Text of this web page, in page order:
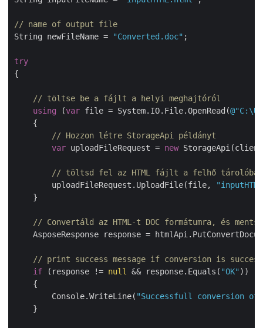
// name of output file
String newFileName =
"Converted.doc" ;
try
{
// töltse be a fájlt a helyi meghajtóról
using (var file = System.IO.File.OpenRead(
    {
// Hozzon létre StorageApi példányt
var uploadFileRequest = new
// töltsd fel az HTML fájlt a felhő tárolóba
        uploadFileRequest.UploadFile(file,
    }
// Convertáld az HTML-t DOC formátumra, és
AsposeResponse response =
// print success message if conversion is
if (response != null && response.Equals( "OK" ))
    {
        Console.WriteLine(
"Successfull conversion of
    }